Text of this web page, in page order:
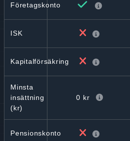
Företagskonto
ISK
Kapitalförsäkring
Minsta
insättning
(kr)
0 kr
Pensionskonto